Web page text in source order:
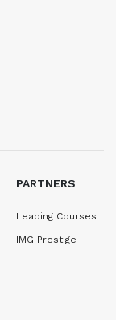
PARTNERS
Leading Courses
IMG Prestige